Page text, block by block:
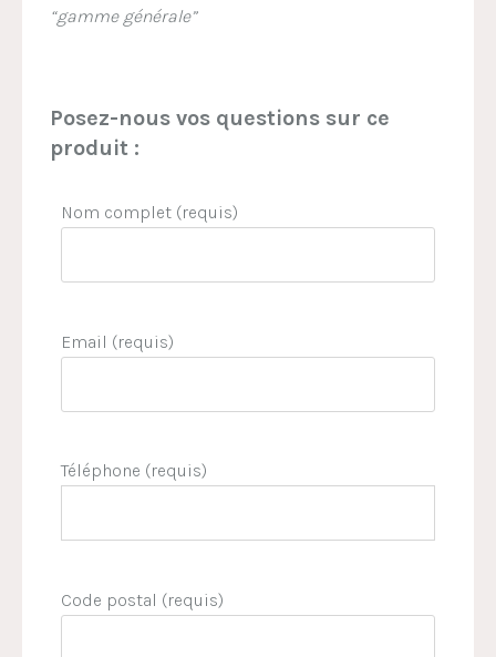
“gamme générale”
Posez-nous vos questions sur ce
produit :
Nom complet (requis)
Email (requis)
Téléphone (requis)
Code postal (requis)